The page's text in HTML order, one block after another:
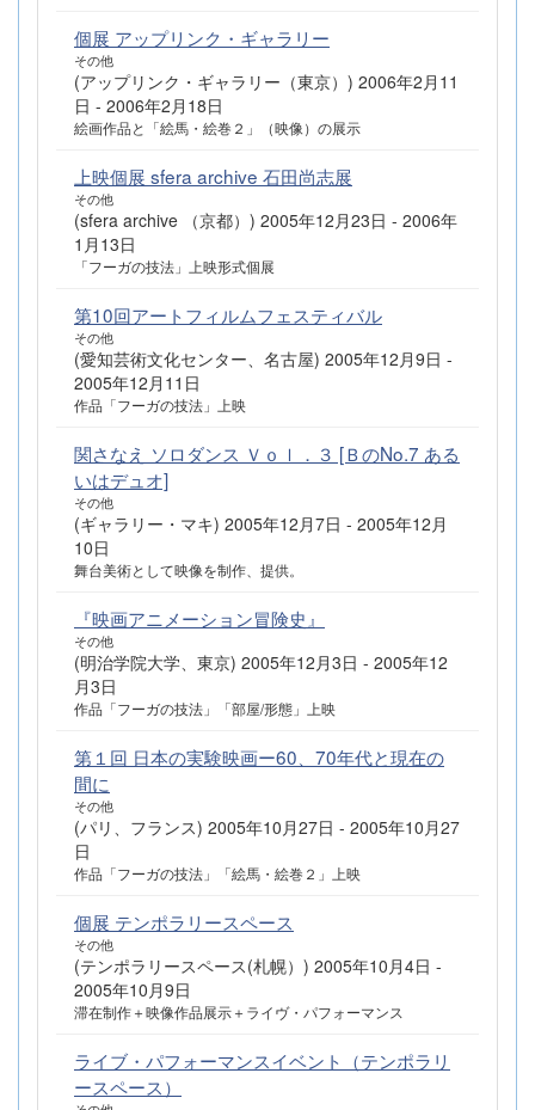
個展 アップリンク・ギャラリー
その他
(アップリンク・ギャラリー（東京）) 2006年2月11
日 - 2006年2月18日
絵画作品と「絵馬・絵巻２」（映像）の展示
上映個展 sfera archive 石田尚志展
その他
(sfera archive （京都）) 2005年12月23日 - 2006年
1月13日
「フーガの技法」上映形式個展
第10回アートフィルムフェスティバル
その他
(愛知芸術文化センター、名古屋) 2005年12月9日 -
2005年12月11日
作品「フーガの技法」上映
関さなえ ソロダンス Ｖｏｌ．３ [ＢのNo.7 ある
いはデュオ]
その他
(ギャラリー・マキ) 2005年12月7日 - 2005年12月
10日
舞台美術として映像を制作、提供。
『映画アニメーション冒険史』
その他
(明治学院大学、東京) 2005年12月3日 - 2005年12
月3日
作品「フーガの技法」「部屋/形態」上映
第１回 日本の実験映画ー60、70年代と現在の
間に
その他
(パリ、フランス) 2005年10月27日 - 2005年10月27
日
作品「フーガの技法」「絵馬・絵巻２」上映
個展 テンポラリースペース
その他
(テンポラリースペース(札幌）) 2005年10月4日 -
2005年10月9日
滞在制作＋映像作品展示＋ライヴ・パフォーマンス
ライブ・パフォーマンスイベント（テンポラリ
ースペース）